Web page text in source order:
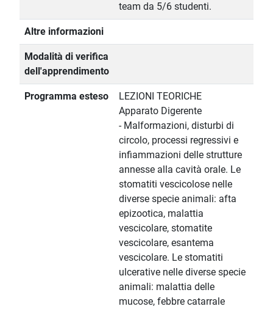
team da 5/6 studenti.
Altre informazioni
Modalità di verifica
dell'apprendimento
Programma esteso
LEZIONI TEORICHE
Apparato Digerente
- Malformazioni, disturbi di
circolo, processi regressivi e
infiammazioni delle strutture
annesse alla cavità orale. Le
stomatiti vescicolose nelle
diverse specie animali: afta
epizootica, malattia
vescicolare, stomatite
vescicolare, esantema
vescicolare. Le stomatiti
ulcerative nelle diverse specie
animali: malattia delle
mucose, febbre catarrale